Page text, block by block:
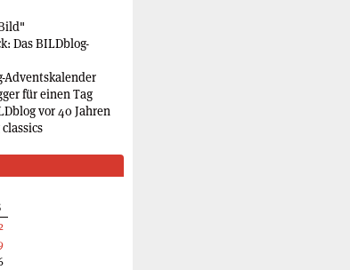
Das BILDblog-
Adventskalender
für einen Tag
vor 40 Jahren